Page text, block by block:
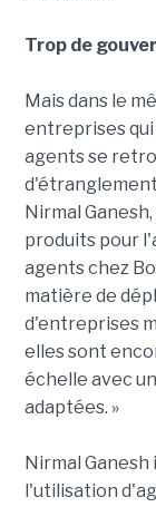
Trop de
Mais dans le
entreprises qui
agents se
Nirmal
produits pour
agents chez
matière de
d'entreprises
elles sont
échelle avec
adaptées. »
Nirmal
l'utilisation